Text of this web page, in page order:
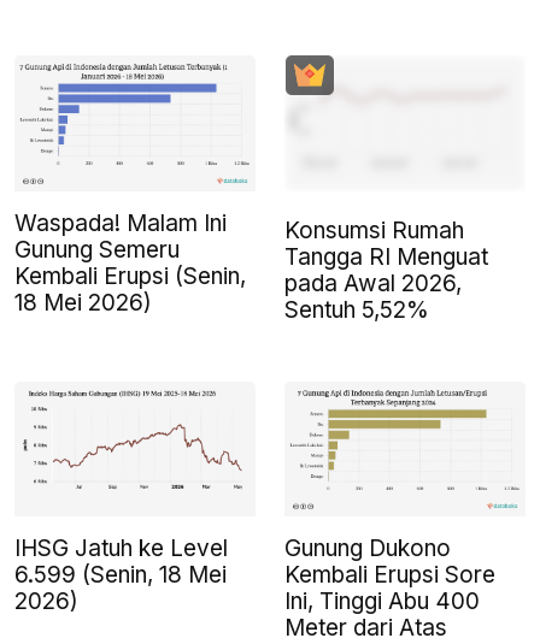
Waspada! Malam Ini
Gunung Semeru
Kembali Erupsi (Senin,
18 Mei 2026)
Konsumsi Rumah
Tangga RI Menguat
pada Awal 2026,
Sentuh 5,52%
IHSG Jatuh ke Level
6.599 (Senin, 18 Mei
2026)
Gunung Dukono
Kembali Erupsi Sore
Ini, Tinggi Abu 400
Meter dari Atas